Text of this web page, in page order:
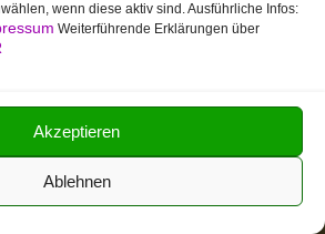
wenn diese aktiv sind. Ausführliche Infos:
Weiterführende Erklärungen über
Akzeptieren
Ablehnen
der Praxis oder Warenabholung in
Post